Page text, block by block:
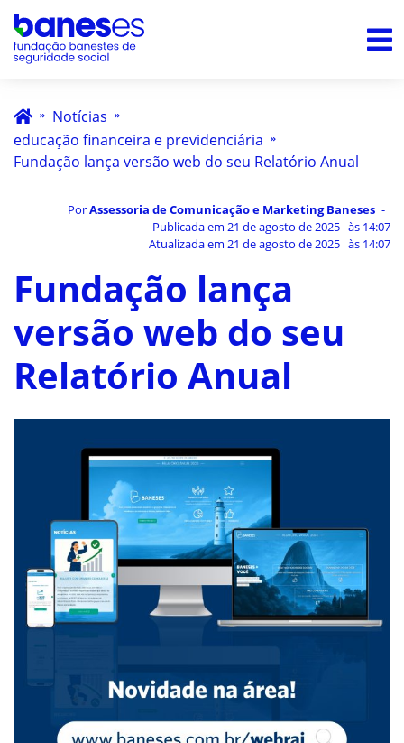
Notícias
educação financeira e previdenciária
Fundação lança versão web do seu Relatório Anual
PorAssessoria de Comunicação e Marketing Baneses
Publicada em 21 de agosto de 2025 às 14:07
Atualizada em 21 de agosto de 2025 às 14:07
Fundação lança
versão web do seu
Relatório Anual